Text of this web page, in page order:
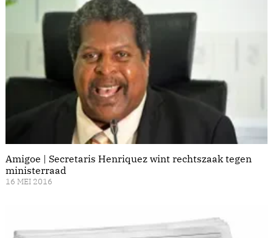
Amigoe | Secretaris Henriquez wint rechtszaak tegen
ministerraad
16 MEI 2016